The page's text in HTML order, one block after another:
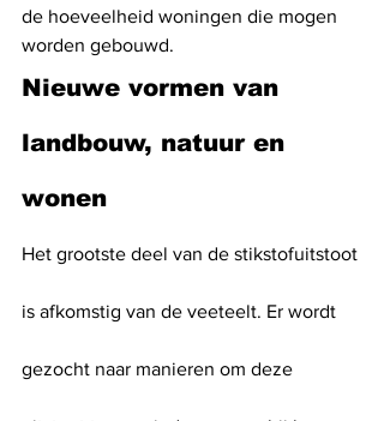
de hoeveelheid woningen die mogen
worden gebouwd.
Nieuwe vormen van
landbouw, natuur en
wonen
Het grootste deel van de stikstofuitstoot
is afkomstig van de veeteelt. Er wordt
gezocht naar manieren om deze